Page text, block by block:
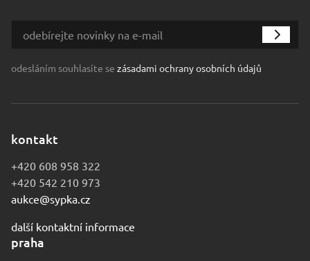
odesláním souhlasíte se zásadami ochrany osobních údajů
kontakt
+420 608 958 322
+420 542 210 973
aukce@sypka.cz
další kontaktní informace
praha